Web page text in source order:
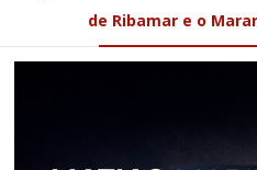
de Ribamar e o